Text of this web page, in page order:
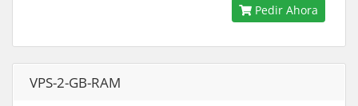
Pedir Ahora
VPS-2-GB-RAM